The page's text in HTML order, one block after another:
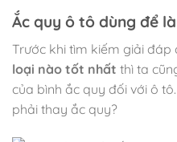
Ắc quy ô tô dùng để
Trước khi tìm kiếm giải đáp
loại nào tốt nhất thì ta
của bình ắc quy đối với ô
phải thay ắc quy?